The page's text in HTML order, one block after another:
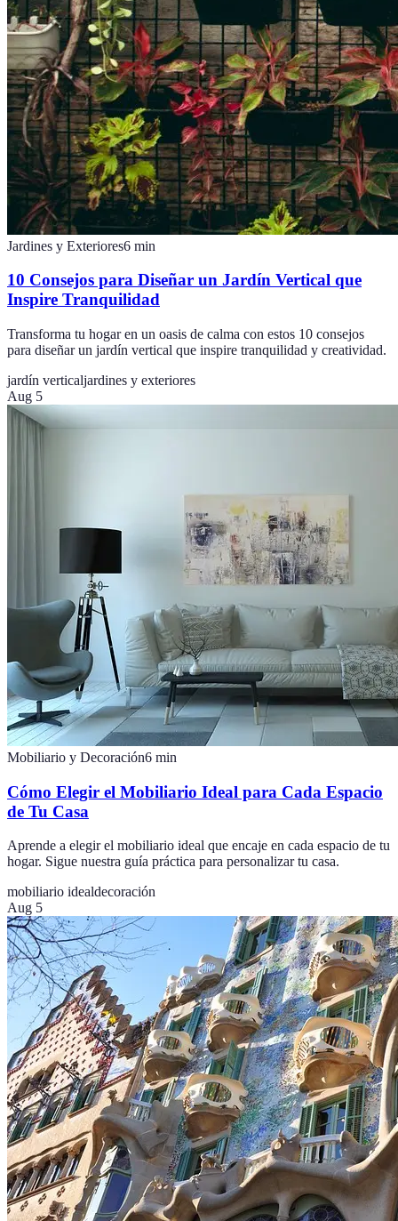
Jardines y Exteriores6 min
10 Consejos para Diseñar un Jardín Vertical que
Inspire Tranquilidad
Transforma tu hogar en un oasis de calma con estos 10 consejos
para diseñar un jardín vertical que inspire tranquilidad y creatividad.
jardín verticaljardines y exteriores
Aug 5
Mobiliario y Decoración6 min
Cómo Elegir el Mobiliario Ideal para Cada Espacio
de Tu Casa
Aprende a elegir el mobiliario ideal que encaje en cada espacio de tu
hogar. Sigue nuestra guía práctica para personalizar tu casa.
mobiliario idealdecoración
Aug 5